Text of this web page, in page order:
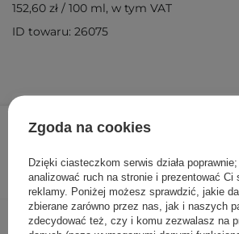
76,30 zł 109,00 zł
DODAJ
152,60 zł / 100 ml, w tym VAT
ID towaru: 26075
Inni klienci
Zgoda na cookies
Dzięki ciasteczkom serwis działa
analizować ruch na stronie i prezentować Ci
reklamy. Poniżej możesz sprawdzić, jakie
zbierane zarówno przez nas, jak i naszych
zdecydować też, czy i komu zezwalasz na